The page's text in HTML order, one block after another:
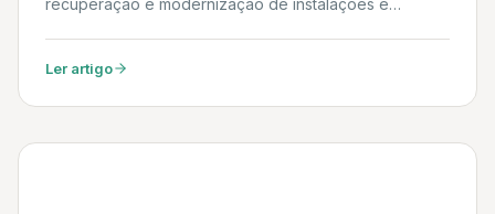
recuperação e modernização de instalações e
pesca e aquicultura. Daniel
Ler artigo